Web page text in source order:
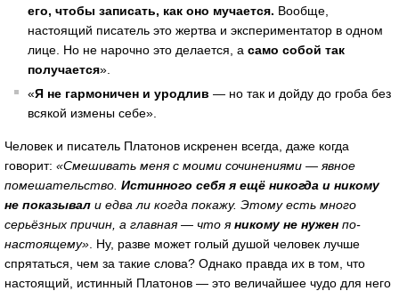
его, чтобы записать, как оно мучается. Вообще,
настоящий писатель это жертва и экспериментатор в одном
лице. Но не нарочно это делается, а само собой так
получается».
«Я не гармоничен и уродлив — но так и дойду до гроба без
всякой измены себе».
Человек и писатель Платонов искренен всегда, даже когда
говорит: «Смешивать меня с моими сочинениями — явное
помешательство. Истинного себя я ещё никогда и никому
не показывал и едва ли когда покажу. Этому есть много
серьёзных причин, а главная — что яникому не нужен по-
настоящему». Ну, разве может голый душой человек лучше
спрятаться, чем за такие слова? Однако правда их в том, что
настоящий, истинный Платонов — это величайшее чудо для него